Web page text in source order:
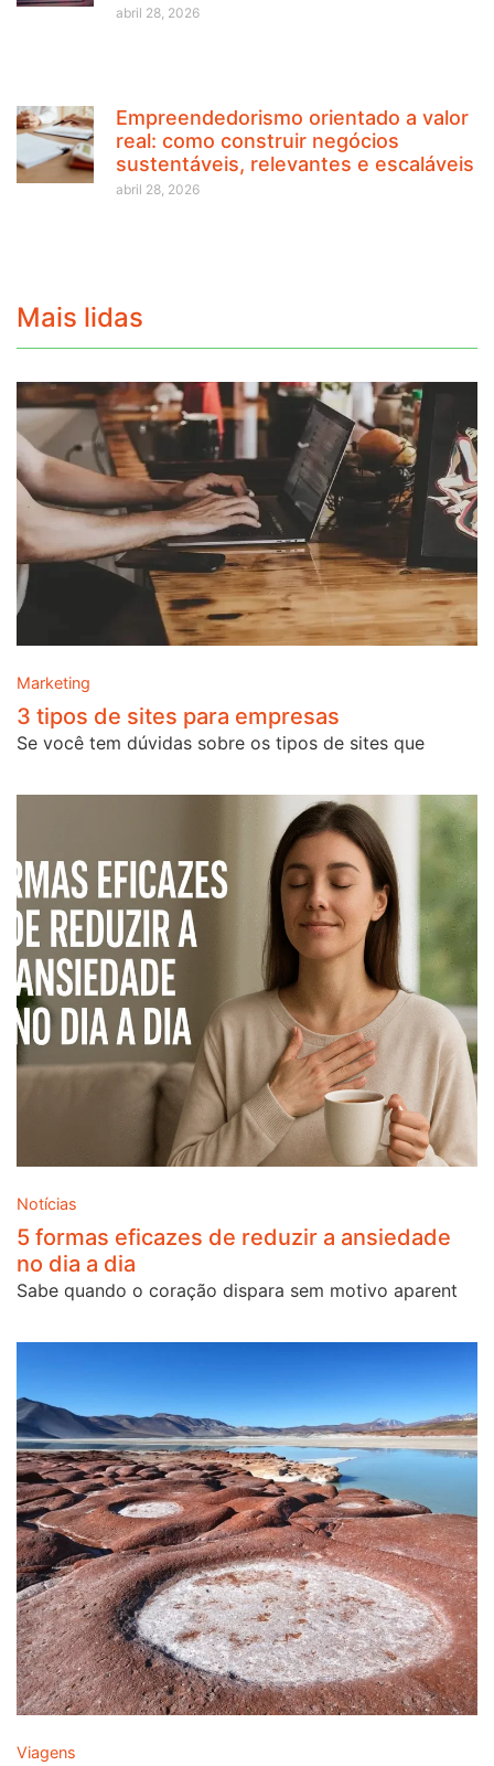
abril 28, 2026
Empreendedorismo orientado a valor
real: como construir negócios
sustentáveis, relevantes e escaláveis
abril 28, 2026
Mais lidas
Marketing
3 tipos de sites para empresas
Se você tem dúvidas sobre os tipos de sites que
Notícias
5 formas eficazes de reduzir a ansiedade
no dia a dia
Sabe quando o coração dispara sem motivo aparent
Viagens